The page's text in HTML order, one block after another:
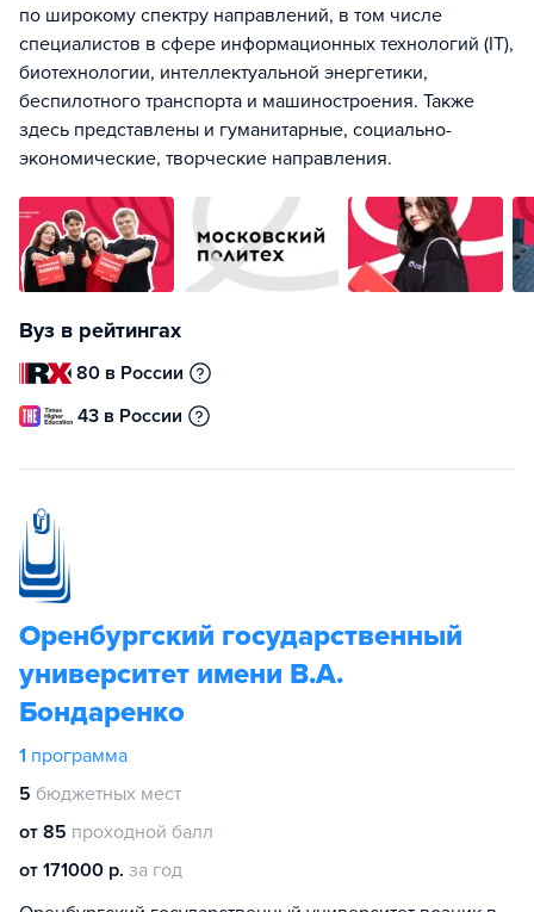
по широкому спектру направлений, в том числе
специалистов в сфере информационных технологий (IT),
биотехнологии, интеллектуальной энергетики,
беспилотного транспорта и машиностроения. Также
здесь представлены и гуманитарные, социально-
экономические, творческие направления.
Вуз в рейтингах
80 в России
43 в России
Оренбургский государственный
университет имени В.А.
Бондаренко
1 программа
5 бюджетных мест
от 85 проходной балл
от 171000 р. за год